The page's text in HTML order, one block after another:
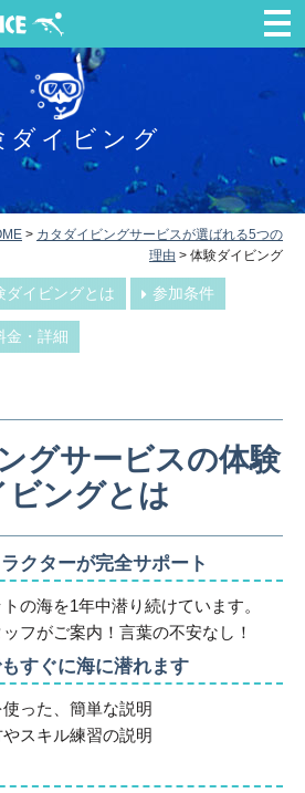
ダイビング
> カタダイビングサービスが選ばれる5つの
理由 > 体験ダイビング
ダイビングとは 参加条件
金・詳細
グサービスの体験
ビングとは
クターが完全サポート
の海を1年中潜り続けています。
フがご案内！言葉の不安なし！
すぐに海に潜れます
った、簡単な説明
スキル練習の説明